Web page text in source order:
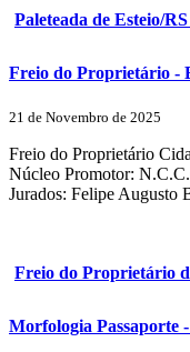
Paleteada de Esteio/
Freio do Proprietário -
21 de Novembro de 2025
Freio do Proprietário
Núcleo Promotor:
Jurados: Felipe Augusto
Freio do Proprietário
Morfologia Passaporte